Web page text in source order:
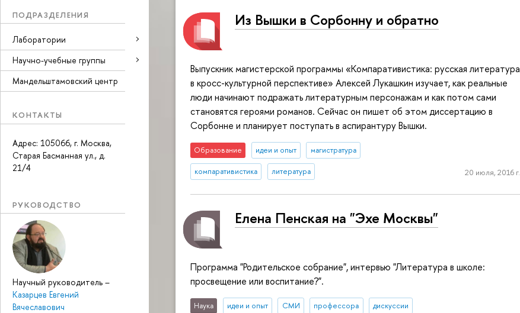
ПОДРАЗДЕЛЕНИЯ
Лаборатории
Научно-учебные группы
Мандельштамовский центр
КОНТАКТЫ
Адрес: 105066, г. Москва,
Старая Басманная ул., д.
21/4
РУКОВОДСТВО
Научный руководитель –
Казарцев Евгений
Вячеславович
Из Вышки в Сорбонну и обратно
Выпускник магистерской программы «Компаративистика: русская литература
в кросс-культурной перспективе» Алексей Лукашкин изучает, как реальные
люди начинают подражать литературным персонажам и как потом сами
становятся героями романов. Сейчас он пишет об этом диссертацию в
Сорбонне и планирует поступать в аспирантуру Вышки.
Образование идеи и опыт магистратура
компаративистика литература 20 июля, 2016 г.
Елена Пенская на "Эхе Москвы"
Программа "Родительское собрание", интервью "Литература в школе:
просвещение или воспитание?".
Наука идеи и опыт СМИ профессора дискуссии